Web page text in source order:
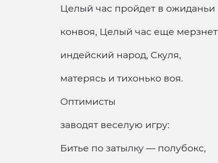
Целый час пройдет в ожиданьи
конвоя, Целый час еще мерзнет
индейский народ, Скуля,
матерясь и тихонько воя.
Оптимисты
заводят веселую игру:
Битье по затылку — полубокс,